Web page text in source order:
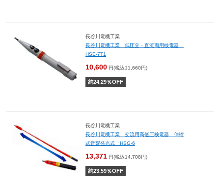
長谷川電機工業
長谷川電機工業 低圧交・直流両用検電器
HSE-7T1
10,600 円(税込11,660円)
約24.29％OFF
長谷川電機工業
長谷川電機工業 交流用高低圧検電器 伸縮
式音響発光式 HSG-6
13,371 円(税込14,708円)
約23.59％OFF